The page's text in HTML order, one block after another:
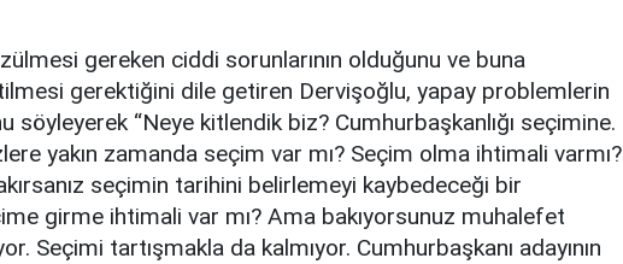
gereken ciddi sorunlarının olduğunu ve buna
gerektiğini dile getiren Dervişoğlu, yapay problemlerin
söyleyerek “Neye kitlendik biz? Cumhurbaşkanlığı seçimine.
yakın zamanda seçim var mı? Seçim olma ihtimali varmı?
seçimin tarihini belirlemeyi kaybedeceği bir
girme ihtimali var mı? Ama bakıyorsunuz muhalefet
Seçimi tartışmakla da kalmıyor. Cumhurbaşkanı adayının